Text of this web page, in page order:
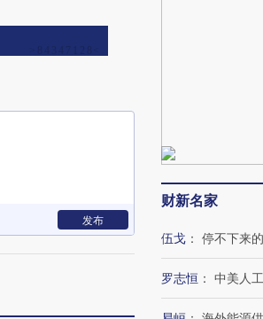
发布
财新名家
伍戈 ： 停不下来
罗志恒 ： 中美人